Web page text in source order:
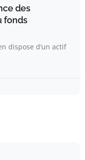
des
fonds
dispose d’un actif